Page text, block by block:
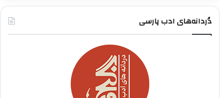
دُردانه‌های ادب پارسی